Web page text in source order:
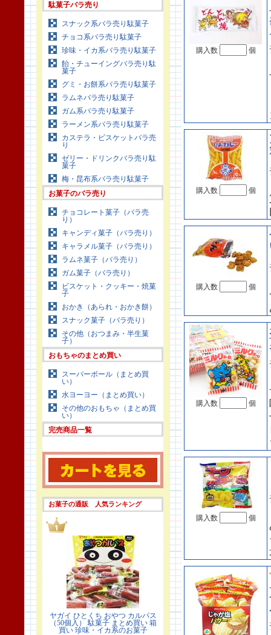
駄菓子バラ売り
スナック系バラ売り駄菓子
チョコ系バラ売り駄菓子
珍味・イカ系バラ売り駄菓子
飴・チューイングバラ売り駄
菓子
グミ・お餅系バラ売り駄菓子
ラムネバラ売り駄菓子
ガム系バラ売り駄菓子
ラーメン系バラ売り駄菓子
カステラ・ビスケットバラ売
り
ゼリー・ドリンクバラ売り駄
菓子
梅・昆布系バラ売り駄菓子
お菓子のバラ売り
チョコレート菓子（バラ売
り）
キャンディ菓子（バラ売り）
キャラメル菓子（バラ売り）
ラムネ菓子（バラ売り）
ガム菓子（バラ売り）
ビスケット・クッキー・焼菓
子
おかき（あられ・おかき餅）
スナック菓子（バラ売り）
その他（おつまみ・半生菓
子）
おもちゃのまとめ買い
スーパーボール（まとめ買
い）
水ヨーヨー（まとめ買い）
その他のおもちゃ（まとめ買
い）
完売商品一覧
お菓子の通販 人気ランキング
ヤガイ ひとくち おやつ カルパス
（50個入） 駄菓子 まとめ買い 箱
買い 珍味・イカ系のお菓子
購入数 個
購入数 個
購入数 個
購入数 個
購入数 個